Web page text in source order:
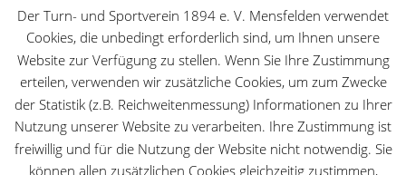
August 2026
Deutsche Meisterschaft WFMAC in Dillenburg – Lilly
Lange ist Deutsche Meisterin im Leichtkontakt 30.
Mai 2026
Der TuS beim Hessischen Landeskinderturnfest 18.
Mai 2026
Kinder- und Jugendfreizeit 2026 28. März 2026
Der Turn- und Sportverein 1894 e. V. Mensfelden verwendet
Cookies, die unbedingt erforderlich sind, um Ihnen unsere
Website zur Verfügung zu stellen. Wenn Sie Ihre Zustimmung
erteilen, verwenden wir zusätzliche Cookies, um zum Zwecke
der Statistik (z.B. Reichweitenmessung) Informationen zu Ihrer
Nutzung unserer Website zu verarbeiten. Ihre Zustimmung ist
freiwillig und für die Nutzung der Website nicht notwendig. Sie
können allen zusätzlichen Cookies gleichzeitig zustimmen,